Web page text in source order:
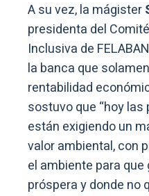
A su vez, la mágister
presidenta del
Inclusiva de
la banca que
rentabilidad
sostuvo que “hoy
están exigiendo un
valor ambiental, con
el ambiente para
próspera y donde no